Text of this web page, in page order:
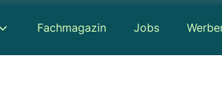
Fachmagazin Jobs